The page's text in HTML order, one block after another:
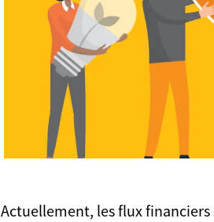
Actuellement, les flux